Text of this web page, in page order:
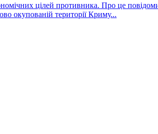
цілей противника. Про це
окупованій території Криму...